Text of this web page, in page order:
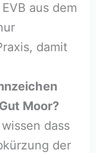
aus dem
damit
Moor?
dass
der